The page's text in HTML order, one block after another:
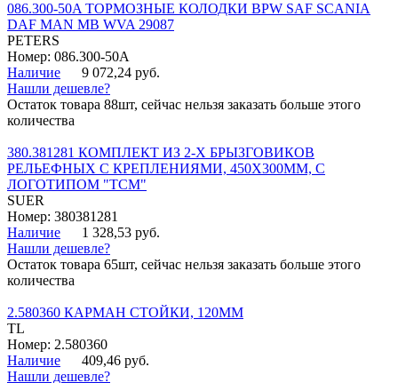
086.300-50A ТОРМОЗНЫЕ КОЛОДКИ BPW SAF SCANIA
DAF MAN MB WVA 29087
PETERS
Номер: 086.300-50A
Наличие
9 072,24 руб.
Нашли дешевле?
Остаток товара 88шт, сейчас нельзя заказать больше этого
количества
380.381281 КОМПЛЕКТ ИЗ 2-Х БРЫЗГОВИКОВ
РЕЛЬЕФНЫХ С КРЕПЛЕНИЯМИ, 450Х300ММ, С
ЛОГОТИПОМ "ТСМ"
SUER
Номер: 380381281
Наличие
1 328,53 руб.
Нашли дешевле?
Остаток товара 65шт, сейчас нельзя заказать больше этого
количества
2.580360 КАРМАН СТОЙКИ, 120ММ
TL
Номер: 2.580360
Наличие
409,46 руб.
Нашли дешевле?